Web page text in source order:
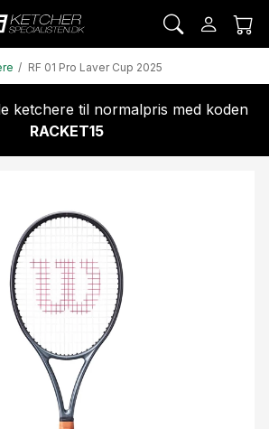
RF 01 Pro Laver Cup 2025
ketchere til normalpris med koden
RACKET15